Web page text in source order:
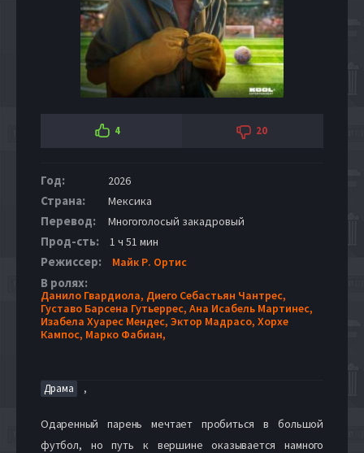
4 20
Год: 2026
Страна: Мексика
Перевод: Многоголосый закадровый
Прод-сть: 1 ч 51 мин
Режиссер: Майк Р. Ортис
В ролях:
Данило Гвардиола, Диего Себастьян Чантрес,
Густаво Барсена Гутьеррес, Ана Исабель Мартинес,
Изабела Хуарес Мендес, Эктор Мадрасо, Хорхе
Кампос, Марко Фабиан,
Драма ,
Одаренный парень мечтает пробиться в большой
футбол, но путь к вершине оказывается намного